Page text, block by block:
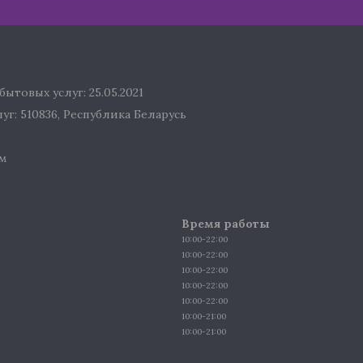
услуг: 25.05.2021
510836, Республика Беларусь
Время работы
10:00-22:00
10:00-22:00
10:00-22:00
10:00-22:00
10:00-22:00
10:00-21:00
10:00-21:00